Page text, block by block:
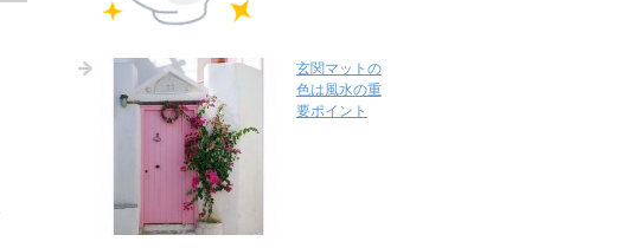
玄関マットの
色は風水の重
要ポイント